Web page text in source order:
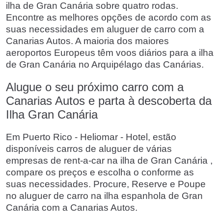
ilha de Gran Canária sobre quatro rodas.
Encontre as melhores opções de acordo com as
suas necessidades em aluguer de carro com a
Canarias Autos. A maioria dos maiores
aeroportos Europeus têm voos diários para a ilha
de Gran Canária no Arquipélago das Canárias.
Alugue o seu próximo carro com a
Canarias Autos e parta à descoberta da
Ilha Gran Canária
Em Puerto Rico - Heliomar - Hotel, estão
disponíveis carros de aluguer de várias
empresas de rent-a-car na ilha de Gran Canária ,
compare os preços e escolha o conforme as
suas necessidades. Procure, Reserve e Poupe
no aluguer de carro na ilha espanhola de Gran
Canária com a Canarias Autos.